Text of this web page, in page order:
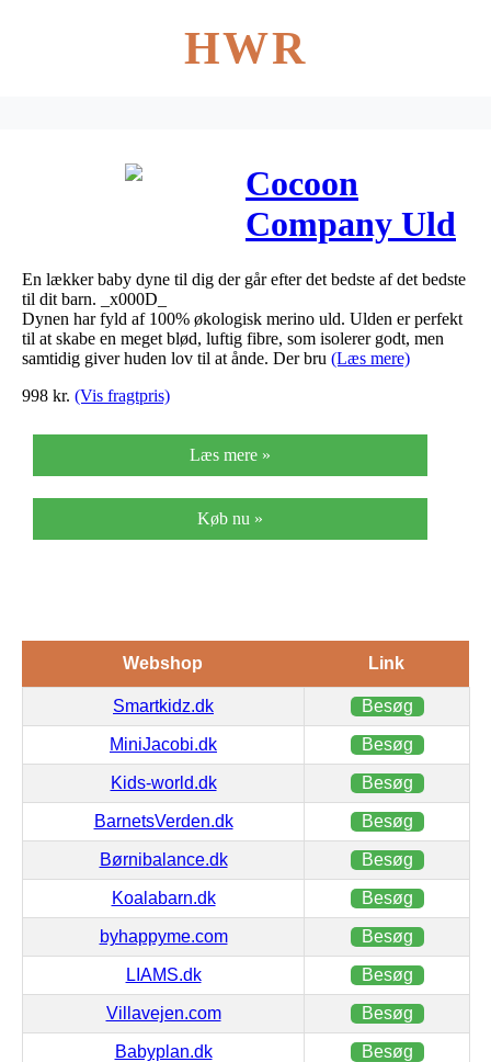
HWR
Cocoon
Company Uld
dyne baby 500
g
En lækker baby dyne til dig der går efter det bedste af det bedste
til dit barn. _x000D_
Dynen har fyld af 100% økologisk merino uld. Ulden er perfekt
til at skabe en meget blød, luftig fibre, som isolerer godt, men
samtidig giver huden lov til at ånde. Der bru (Læs mere)
998 kr. (Vis fragtpris)
Læs mere »
Køb nu »
Webshop Link
Smartkidz.dk Besøg
MiniJacobi.dk Besøg
Kids-world.dk Besøg
BarnetsVerden.dk Besøg
Børnibalance.dk Besøg
Koalabarn.dk Besøg
byhappyme.com Besøg
LIAMS.dk Besøg
Villavejen.com Besøg
Babyplan.dk Besøg